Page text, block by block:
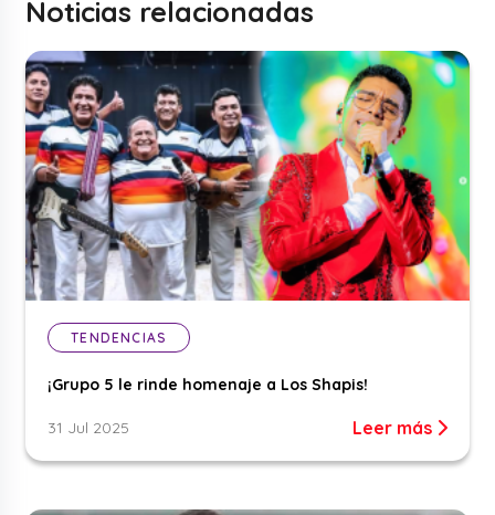
Noticias relacionadas
TENDENCIAS
¡Grupo 5 le rinde homenaje a Los Shapis!
31 Jul 2025 Leer más